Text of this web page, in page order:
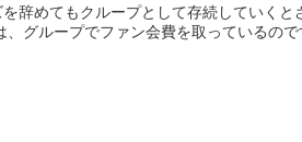
辞めてもクループとして存続していく
、グループでファン会費を取っているの